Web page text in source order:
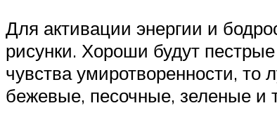
Для активации энергии и
рисунки. Хороши будут
чувства умиротворенности,
бежевые, песочные, зеленые и